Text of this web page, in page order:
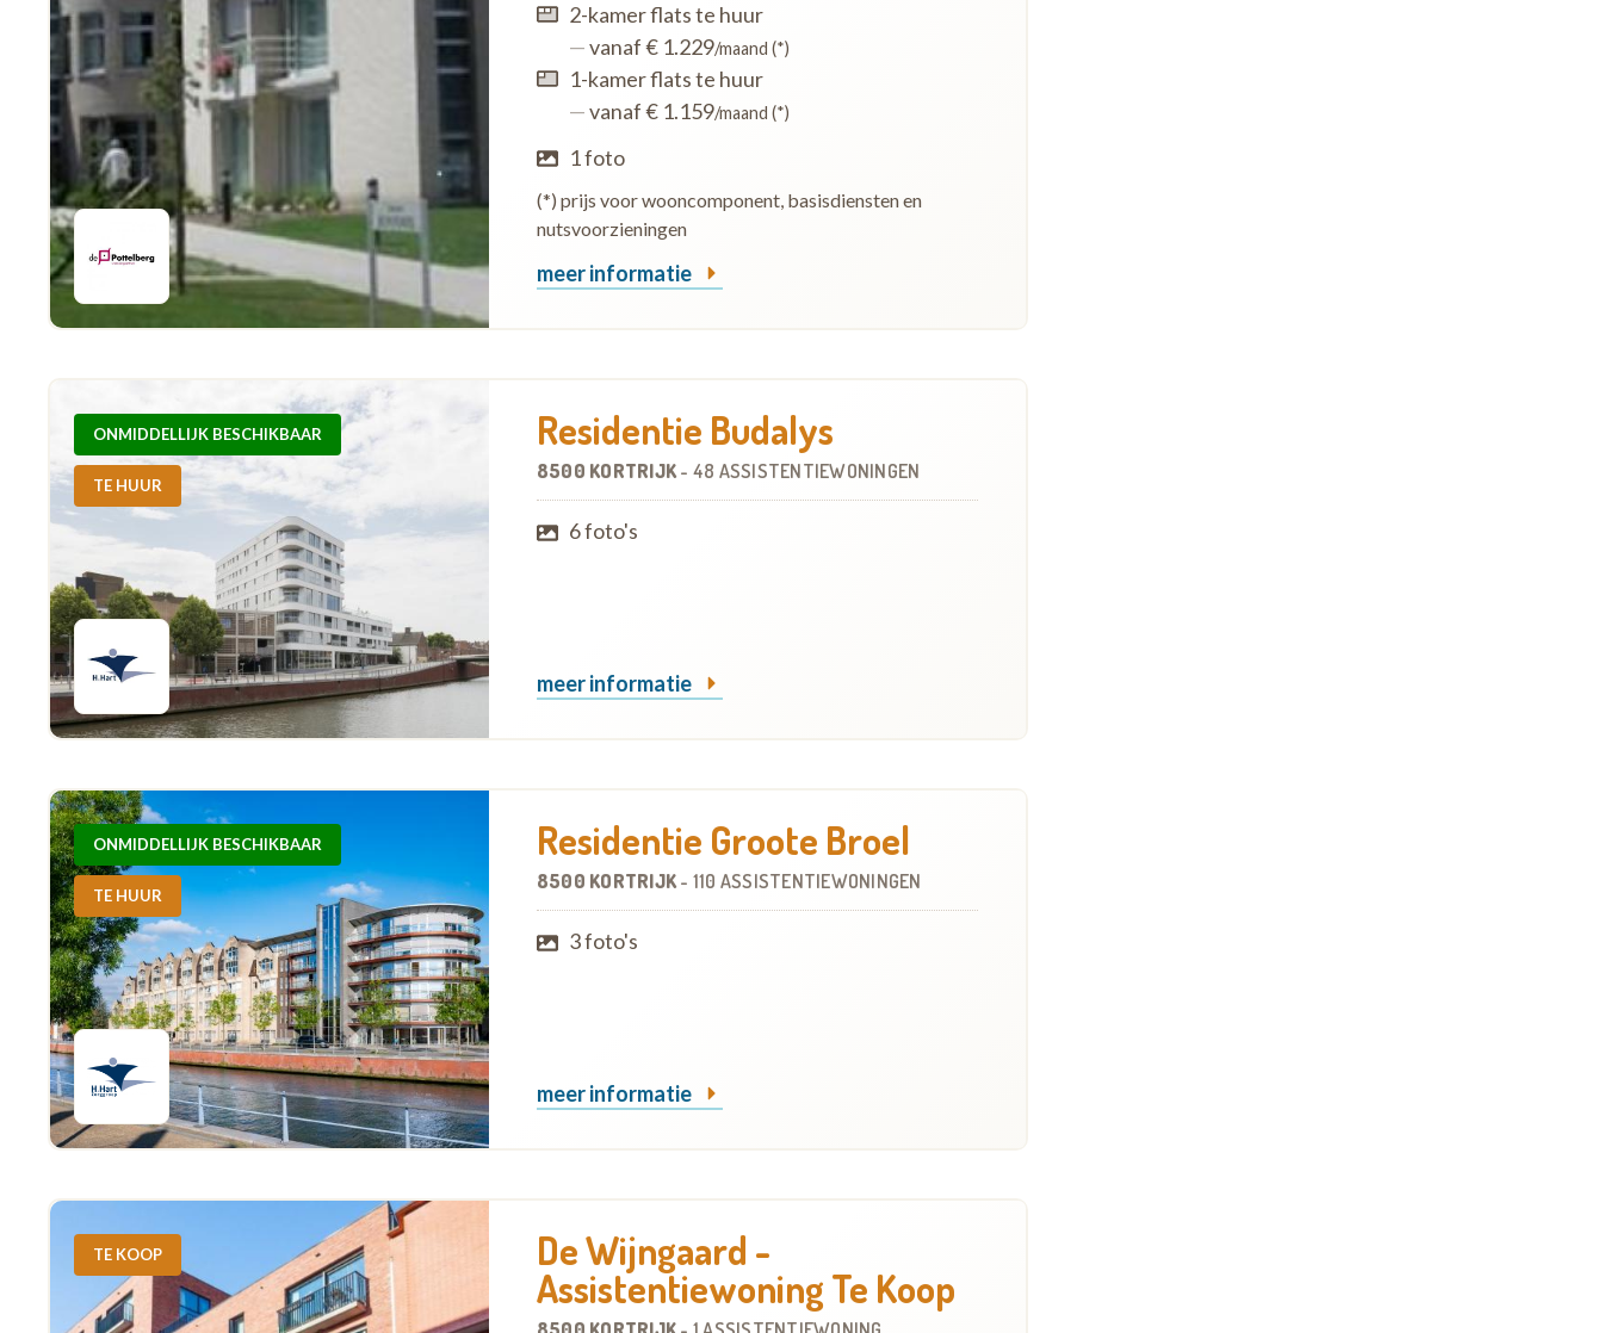
2-kamer flats te huur
—vanaf € 1.229/maand (*)
1-kamer flats te huur
—vanaf € 1.159/maand (*)
1 foto
(*) prijs voor wooncomponent, basisdiensten en
nutsvoorzieningen
meer informatie
ONMIDDELLIJK BESCHIKBAAR
TE HUUR
Residentie Budalys
8500 KORTRIJK- 48 ASSISTENTIEWONINGEN
6 foto's
meer informatie
ONMIDDELLIJK BESCHIKBAAR
TE HUUR
Residentie Groote Broel
8500 KORTRIJK- 110 ASSISTENTIEWONINGEN
3 foto's
meer informatie
TE KOOP De Wijngaard -
Assistentiewoning Te Koop